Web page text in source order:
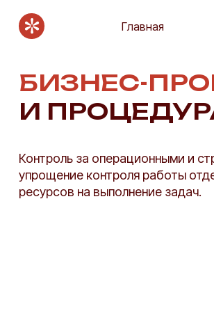
Главная
БИЗНЕС-
И
Контроль за операционными и
упрощение контроля работы
ресурсов на выполнение задач.